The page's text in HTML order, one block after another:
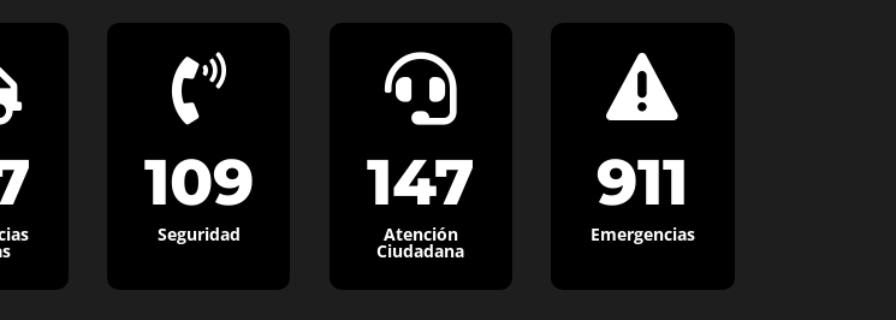

109
Seguridad

147
Atención
Ciudadana

911
Emergencias